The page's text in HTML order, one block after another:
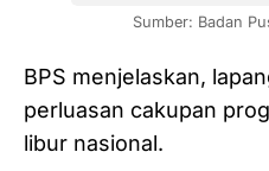
Sumber: Badan
BPS menjelaskan,
perluasan cakupan
libur nasional.